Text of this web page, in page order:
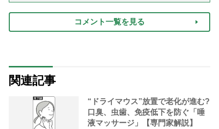
コメント一覧を見る
関連記事
“ドライマウス”放置で老化が進む?
口臭、虫歯、免疫低下を防ぐ「唾
液マッサージ」【専門家解説】